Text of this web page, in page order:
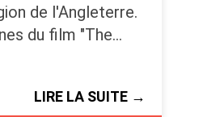
de l'Angleterre.
du film "The…
LIRE LA SUITE →